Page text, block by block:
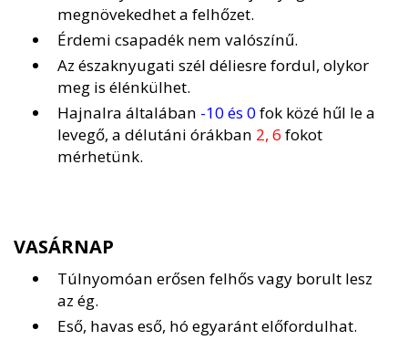
megnövekedhet a felhőzet.
Érdemi csapadék nem valószínű.
Az északnyugati szél déliesre fordul, olykor
meg is élénkülhet.
Hajnalra általában -10 és 0fok közé hűl le a
levegő, a délutáni órákban 2, 6 fokot
mérhetünk.
VASÁRNAP
Túlnyomóan erősen felhős vagy borult lesz
az ég.
Eső, havas eső, hó egyaránt előfordulhat.